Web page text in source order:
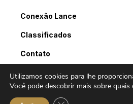
Conexão Lance
Classificados
Contato
Utilizamos cookies para lhe
Você pode descobrir mais sobre